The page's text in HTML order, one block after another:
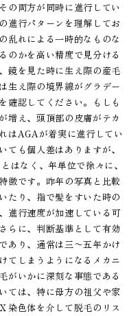
の両方が同時に進行してい
進行パターンを理解してお
乱れによる一時的なものな
のかを高い精度で見分ける
鏡を見た時に生え際の産毛
生え際の境界線がグラデー
確認してください。もしも
増え、頭頂部の皮膚がテカ
はAGAが着実に進行してい
ても個人差はありますが、
はなく、年単位で徐々に、
徴です。昨年の写真と比較
たり、指で髪をすいた時の
進行速度が加速している可
らに、判断基準として有効
あり、通常は三〜五年かけ
てしまうようになるメカニ
がいかに深刻な事態である
ては、特に母方の祖父や家
染色体を介して脱毛のリス